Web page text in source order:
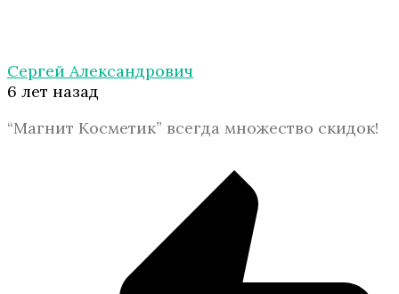
Сергей Александрович
6 лет назад
“Магнит Косметик” всегда множество скидок!